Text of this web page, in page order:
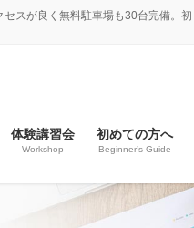
スが良く無料駐車場も30台完備。初
体験講習会
Workshop
初めての方へ
Beginner’s Guide